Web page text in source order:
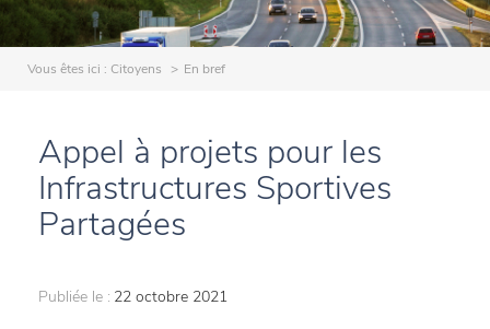
Vous êtes ici : Citoyens En bref
Appel à projets pour les
Infrastructures Sportives
Partagées
Publiée le : 22 octobre 2021